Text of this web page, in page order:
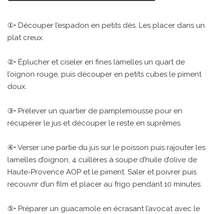
①• Découper l’espadon en petits dés. Les placer dans un
plat creux.
②• Éplucher et ciseler en fines lamelles un quart de
l’oignon rouge, puis découper en petits cubes le piment
doux.
③• Prélever un quartier de pamplemousse pour en
récupérer le jus et découper le reste en suprêmes.
④• Verser une partie du jus sur le poisson puis rajouter les
lamelles d’oignon, 4 cuillères à soupe d’huile d’olive de
Haute-Provence AOP et le piment. Saler et poivrer puis
recouvrir d’un film et placer au frigo pendant 10 minutes.
⑤• Préparer un guacamole en écrasant l’avocat avec le